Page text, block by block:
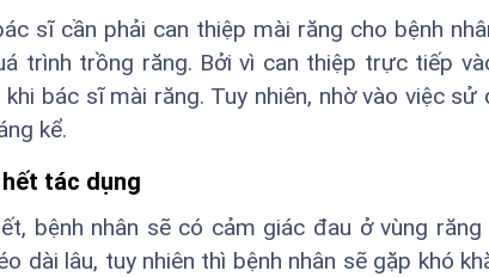
sĩ cần phải can thiệp mài răng cho bệnh
trình trồng răng. Bởi vì can thiệp trực tiếp
bác sĩ mài răng. Tuy nhiên, nhờ vào việc
kể.
tác dụng
bệnh nhân sẽ có cảm giác đau ở vùng
dài lâu, tuy nhiên thì bệnh nhân sẽ gặp khó